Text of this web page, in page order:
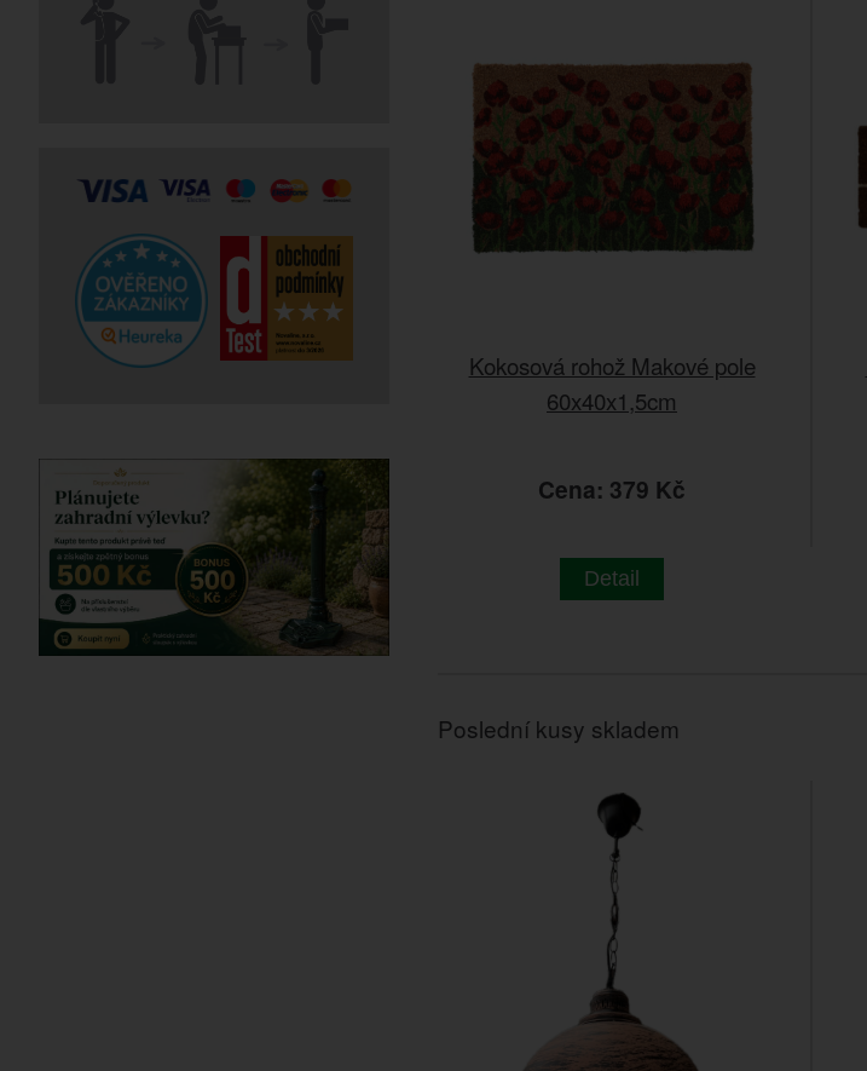
Kokosová rohož Makové pole
60x40x1,5cm
Cena: 379 Kč
Detail
Poslední kusy skladem